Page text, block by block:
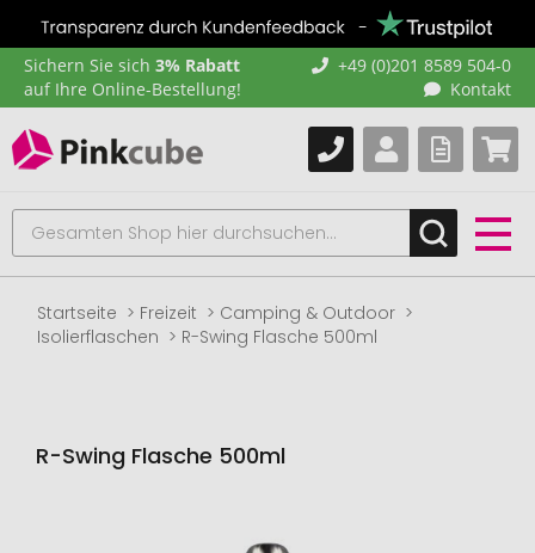
Sichern Sie sich 3% Rabatt
auf Ihre Online-Bestellung!
+49 (0)201 8589 504-0
Kontakt
Startseite Freizeit
Camping & Outdoor
Isolierflaschen
R-Swing Flasche 500ml
R-Swing Flasche 500ml